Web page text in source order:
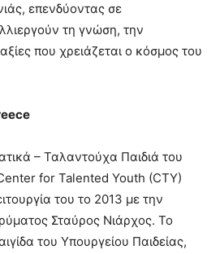
επενδύοντας σε
τη γνώση, την
που χρειάζεται ο κόσμος του
– Ταλαντούχα Παιδιά του
for Talented Youth (CTY)
του το 2013 με την
Σταύρος Νιάρχος. Το
του Υπουργείου Παιδείας,